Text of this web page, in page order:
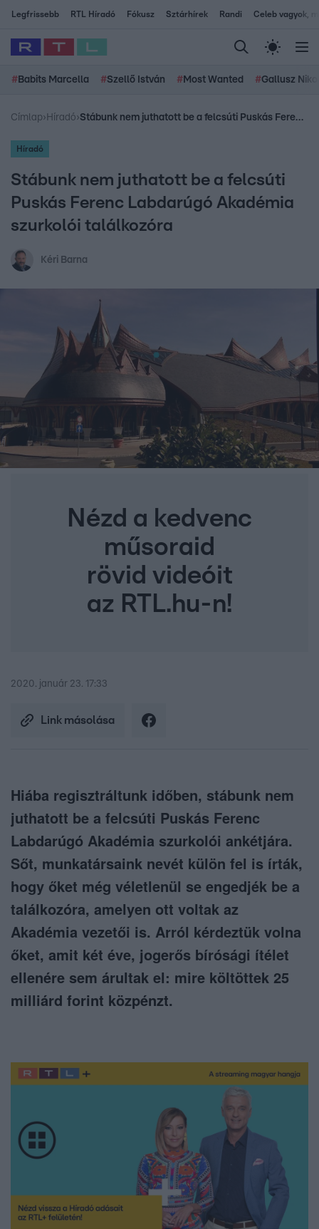
Legfrissebb RTL Híradó Fókusz Sztárhírek Randi Celeb vagyok,
# Babits Marcella #Szellő István # Most Wanted #Gallusz
Címlap› Híradó› Stábunk nem juthatott be a felcsúti Puskás Ferenc Labdarúgó Akadémia szurkolói találkozóra
Híradó
Stábunk nem juthatott be a felcsúti
Puskás Ferenc Labdarúgó Akadémia
szurkolói találkozóra
Kéri Barna
Nézd a kedvenc
műsoraid
rövid videóit
az RTL.hu-n!
2020. január 23. 17:33
Link másolása
Hiába regisztráltunk időben, stábunk nem
juthatott be a felcsúti Puskás Ferenc
Labdarúgó Akadémia szurkolói ankétjára.
Sőt, munkatársaink nevét külön fel is írták,
hogy őket még véletlenül se engedjék be a
találkozóra, amelyen ott voltak az
Akadémia vezetői is. Arról kérdeztük volna
őket, amit két éve, jogerős bírósági ítélet
ellenére sem árultak el: mire költöttek 25
milliárd forint közpénzt.